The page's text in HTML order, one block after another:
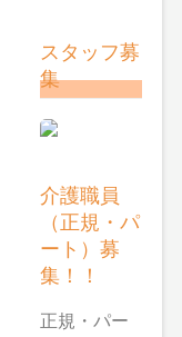
スタッフ募
集
介護職員
（正規・パ
ート）募
集！！
正規・パー